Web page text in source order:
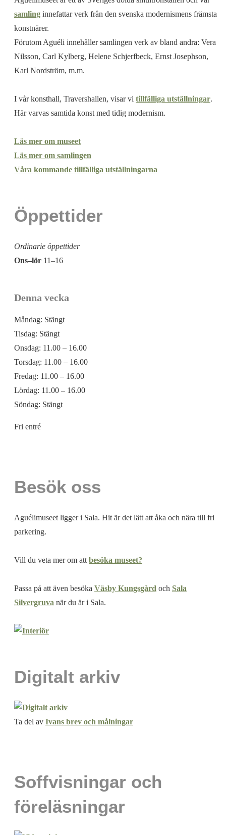
samling innefattar verk från den svenska modernismens främsta
konstnärer.
Förutom Aguéli innehåller samlingen verk av bland andra: Vera
Nilsson, Carl Kylberg, Helene Schjerfbeck, Ernst Josephson,
Karl Nordström, m.m.
I vår konsthall, Travershallen, visar vi tillfälliga utställningar.
Här varvas samtida konst med tidig modernism.
Läs mer om museet
Läs mer om samlingen
Våra kommande tillfälliga utställningarna
Öppettider
Ordinarie öppettider
Ons–lör 11–16
Denna vecka
Måndag: Stängt
Tisdag: Stängt
Onsdag: 11.00 – 16.00
Torsdag: 11.00 – 16.00
Fredag: 11.00 – 16.00
Lördag: 11.00 – 16.00
Söndag: Stängt
Fri entré
Besök oss
Aguélimuseet ligger i Sala. Hit är det lätt att åka och nära till fri
parkering.
Vill du veta mer om att besöka museet?
Passa på att även besöka Väsby Kungsgård och Sala
Silvergruva när du är i Sala.
Digitalt arkiv
Ta del av Ivans brev och målningar
Soffvisningar och
föreläsningar